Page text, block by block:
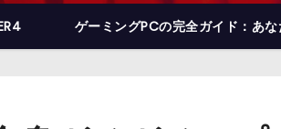
ゲーミングPCの完全ガイド：あ